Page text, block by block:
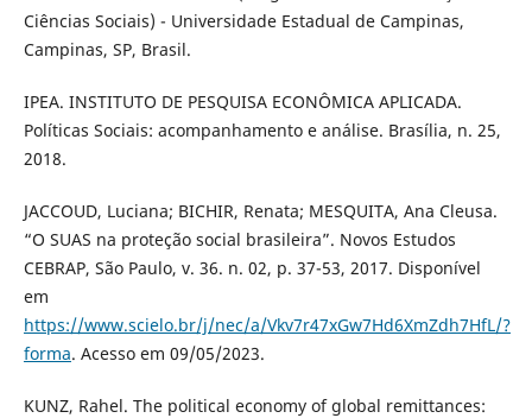
Ciências Sociais) - Universidade Estadual de Campinas,
Campinas, SP, Brasil.
IPEA. INSTITUTO DE PESQUISA ECONÔMICA APLICADA.
Políticas Sociais: acompanhamento e análise. Brasília, n. 25,
2018.
JACCOUD, Luciana; BICHIR, Renata; MESQUITA, Ana Cleusa.
“O SUAS na proteção social brasileira”. Novos Estudos
CEBRAP, São Paulo, v. 36. n. 02, p. 37-53, 2017. Disponível
em
https://www.scielo.br/j/nec/a/Vkv7r47xGw7Hd6XmZdh7HfL/?
forma. Acesso em 09/05/2023.
KUNZ, Rahel. The political economy of global remittances: